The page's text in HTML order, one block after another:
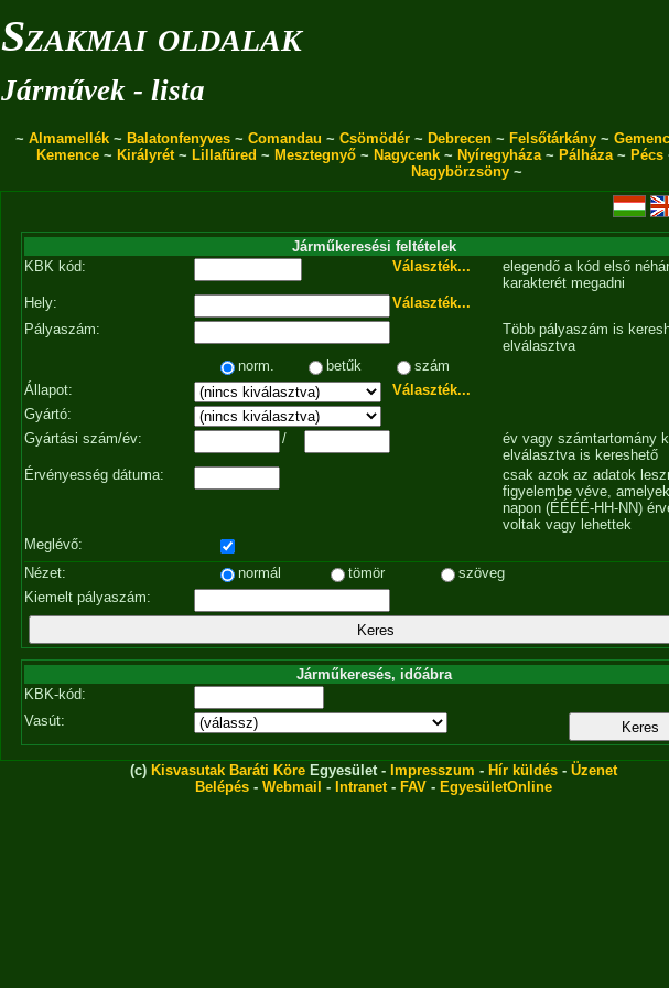
Szakmai oldalak
Járművek - lista
~ Almamellék ~ Balatonfenyves ~ Comandau ~ Csömödér ~ Debrecen ~ Felsőtárkány ~ Gemenc
Kemence~ Királyrét~ Lillafüred ~ Mesztegnyő~ Nagycenk~ Nyíregyháza~ Pálháza~ Pécs
Nagybörzsöny ~
Járműkeresési feltételek
KBK kód:
Választék...
elegendő a kód első
karakterét megadni
Hely:
Választék...
Pályaszám:
Több pályaszám is
elválasztva
norm.
betűk
szám
Állapot:
Választék...
Gyártó:
Gyártási szám/év:
/
év vagy számtartomány
elválasztva is kereshető
Érvényesség dátuma:
csak azok az adatok
figyelembe véve,
napon (ÉÉÉÉ-HH-NN)
voltak vagy lehettek
Meglévő:
Nézet:
normál tömör
szöveg
Kiemelt pályaszám:
Járműkeresés, időábra
KBK-kód:
Vasút:
(c) Kisvasutak Baráti Köre Egyesület - Impresszum - Hír küldés - Üzenet
Belépés - Webmail - Intranet- FAV - EgyesületOnline